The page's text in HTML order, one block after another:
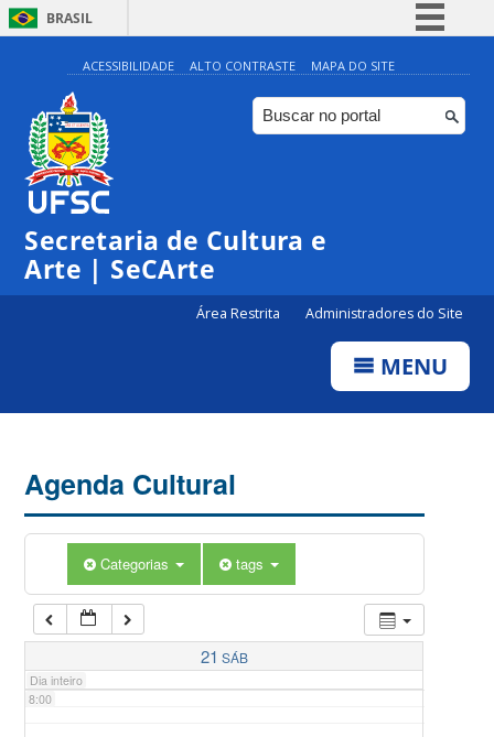
BRASIL
Simplifique!
Comunica BR
Participe
ACESSIBILIDADE ALTO CONTRASTE MAPA DO SITE
Secretaria de Cultura e
Arte | SeCArte
Área Restrita Administradores do Site
MENU
Agenda Cultural
Categorias tags
21 SÁB
Dia inteiro
0:00
1:00
5:00
7:00
8:00